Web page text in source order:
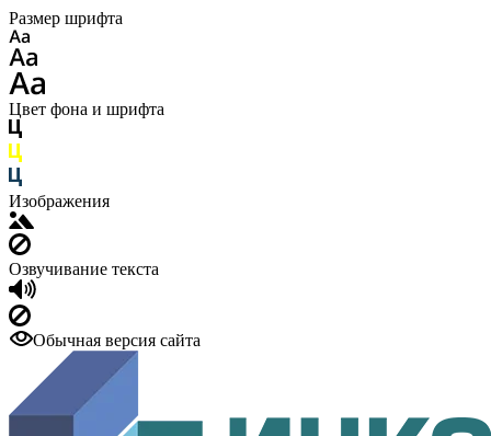
Размер шрифта
Цвет фона и шрифта
Изображения
Озвучивание текста
Обычная версия сайта